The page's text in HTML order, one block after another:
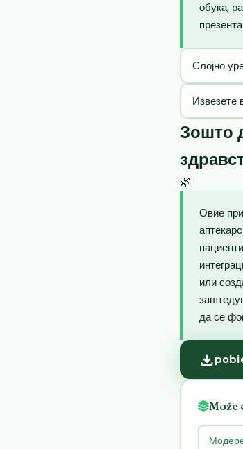
обука,
Слојно
Извезете
Зошто
🌿
Овие
или
да се
Może